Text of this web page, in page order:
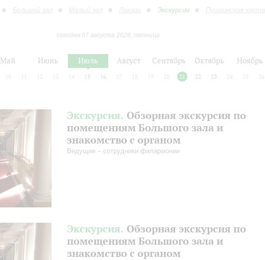
Большой зал Малый зал Лекции Экскурсии Пушкинская карта
сегодня 07 августа 2026, пятница
Май Июнь Июль Август Сентябрь Октябрь Ноябрь
10 12 13 14 15 16 17 18 19 20 21 22 23 24 25 26
Экскурсия. Обзорная экскурсия по
помещениям Большого зала и
знакомство с органом
Ведущие – сотрудники филармонии
Экскурсия. Обзорная экскурсия по
помещениям Большого зала и
знакомство с органом